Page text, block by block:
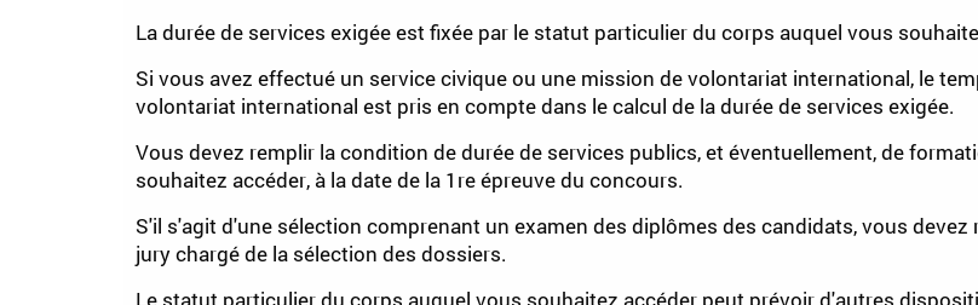
La durée de services exigée est fixée par le statut particulier du corps auquel vous
Si vous avez effectué un service civique ou une mission de volontariat international, le
volontariat international est pris en compte dans le calcul de la durée de services exigée.
Vous devez remplir la condition de durée de services publics, et éventuellement, de
souhaitez accéder, à la date de la 1 reépreuve du concours.
S'il s'agit d'une sélection comprenant un examen des diplômes des candidats, vous devez
jury chargé de la sélection des dossiers.